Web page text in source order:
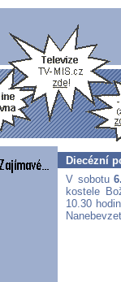
Diecézní
V sobotu
kostele
10.30